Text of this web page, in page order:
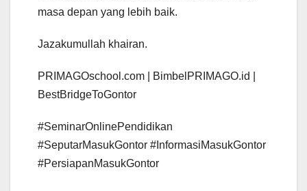
masa depan yang lebih baik.
Jazakumullah khairan.
PRIMAGOschool.com | BimbelPRIMAGO.id |
BestBridgeToGontor
#SeminarOnlinePendidikan
#SeputarMasukGontor #InformasiMasukGontor
#PersiapanMasukGontor